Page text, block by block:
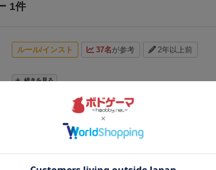
1件
ルール/インスト 37名が参考 2年以上前
続きを見る
が購入した商品